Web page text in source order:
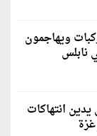
ويهاجمون
نابلس
انتهاكات